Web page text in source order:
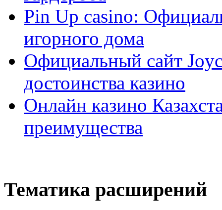
Pin Up casino:
игорного дома
Официальный сайт
достоинства казино
Онлайн казино
преимущества
Тематика расширений